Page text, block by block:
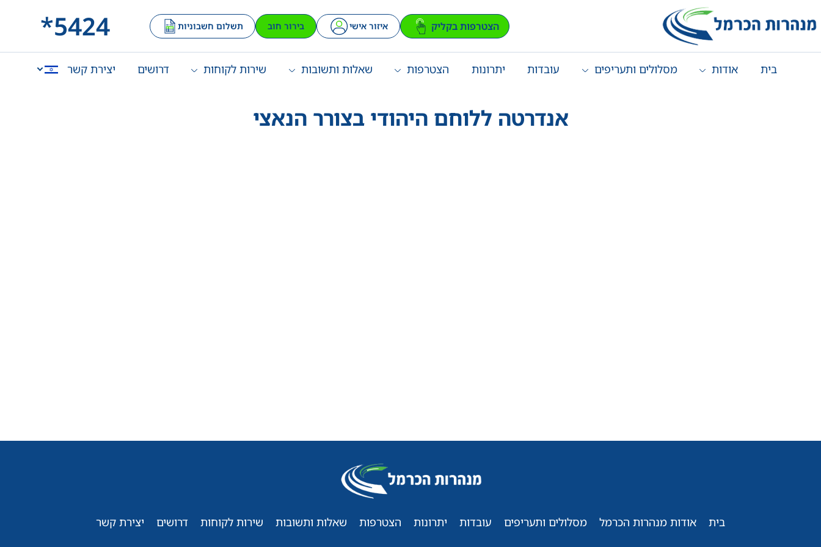
הצטרפות בקליק איזור אישי בירור חוב תשלום חשבוניות *5424
בית אודות מסלולים ותעריפים עובדות יתרונות הצטרפות שאלות ותשובות שירות לקוחות דרושים
יצירת קשר
אנדרטה ללוחם היהודי בצורר הנאצי
בית אודות מנהרות הכרמל מסלולים ותעריפים עובדות יתרונות הצטרפות שאלות ותשובות שירות לקוחות דרושים יצירת קשר